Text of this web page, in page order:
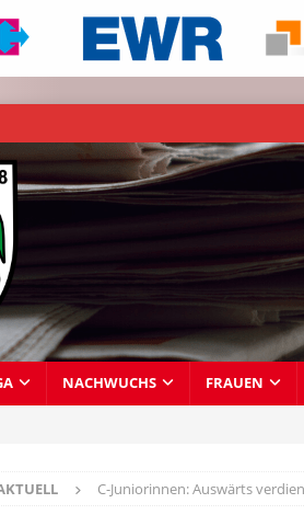
NACHWUCHS FRAUEN
C-Juniorinnen: Auswärts